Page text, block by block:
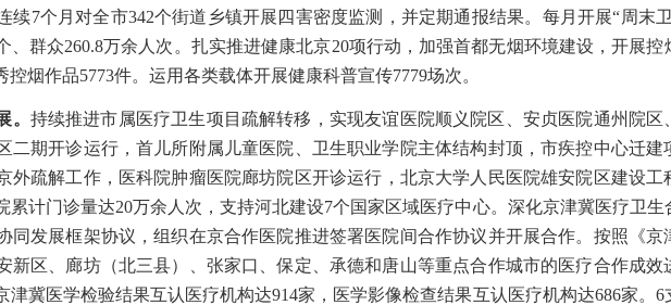
续7个月对全市342个街道乡镇开展四害密度监测，并定期通报结果。每月开展“周末
、群众260.8万余人次。扎实推进健康北京20项行动，加强首都无烟环境建设，开展控
烟作品5773件。运用各类载体开展健康科普宣传7779场次。
。 持续推进市属医疗卫生项目疏解转移，实现友谊医院顺义院区、安贞医院通州院区
二期开诊运行，首儿所附属儿童医院、卫生职业学院主体结构封顶，市疾控中心迁建
外疏解工作， 医科院肿瘤医院廊坊院区开诊运行，北京大学人民医院雄安院区建设工
累计门诊量达20万余人次，支持河北建设7个国家区域医疗中心。 深化京津冀医疗卫生
同发展框架协议，组织在京合作医院推进签署医院间合作协议并开展合作。按照
《
新区、廊坊（北三县）、张家口、保定、承德和唐山等重点合作城市的医疗合作成效
津冀医学检验结果互认医疗机构达914家，医学影像检查结果互认医疗机构达686家。6